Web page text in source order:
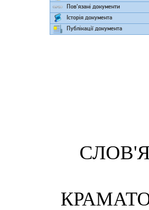
Пов'язані документи
Історія документа
Публікації документа